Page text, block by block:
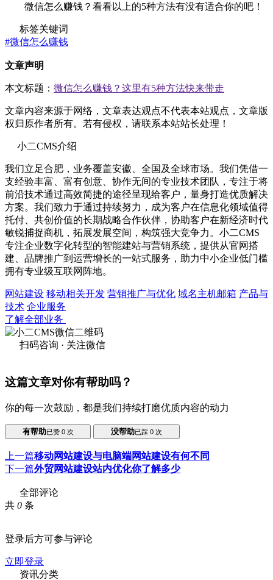
微信怎么赚钱？看看以上的5种方法有没有适合你的吧！
标签关键词
#微信怎么赚钱
文章声明
本文标题： 微信怎么赚钱？这里有5种方法快来带走
文章内容来源于网络，文章表达观点不代表本站观点，文章版
权归原作者所有。若有侵权，请联系本站站长处理！
小二CMS介绍
我们立足合肥，业务覆盖安徽、全国及全球市场。我们凭借一
支经验丰富、富有创意、协作无间的专业技术团队，专注于将
前沿技术通过高效简捷的途径呈现给客户，量身打造优质解决
方案。我们致力于通过持续努力，成为客户在信息化领域值得
托付、共创价值的长期战略合作伙伴，协助客户在新经济时代
敏锐捕捉商机，拓展发展空间，构筑强大竞争力。小二CMS
专注企业数字化转型的智能建站与营销系统，提供从官网搭
建、品牌推广到运营增长的一站式服务，助力中小企业低门槛
拥有专业级互联网阵地。
网站建设 移动相关开发 营销推广与优化 域名主机邮箱 产品与
技术 企业服务
了解全部业务
扫码咨询 · 关注微信
这篇文章对你有帮助吗？
你的每一次鼓励，都是我们持续打磨优质内容的动力
有帮助已赞 0次 没帮助已踩 0次
上一篇移动网站建设与电脑端网站建设有何不同
下一篇外贸网站建设站内优化你了解多少
全部评论
共 0 条
登录后方可参与评论
立即登录
资讯分类